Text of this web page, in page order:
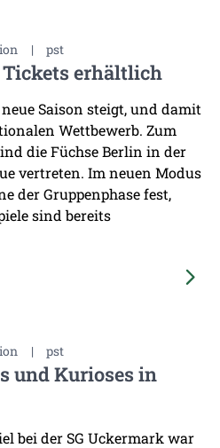
| pst
erhältlich
Saison steigt, und damit
Wettbewerb. Zum
die Füchse Berlin in der
vertreten. Im neuen Modus
der Gruppenphase fest,
sind bereits
| pst
und Kurioses in
bei der SG Uckermark war